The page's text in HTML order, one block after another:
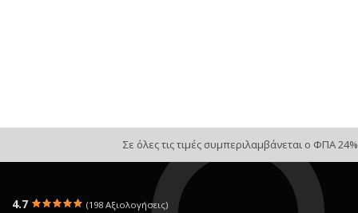
Σε όλες τις τιμές συμπεριλαμβάνεται ο ΦΠΑ 24%
4.7 (198 Αξιολογήσεις)